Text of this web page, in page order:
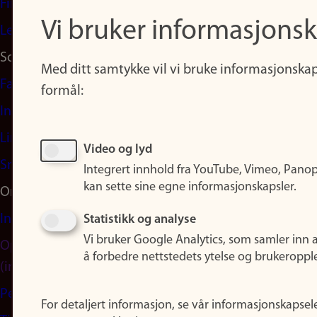
Finn studier
Ledige stillinger
Sosiale medier
Facebook
Instagram
LinkedIn
Snapchat
Om nettstedet
Informasjonskapsler
Oppdater samtykke
(informasjonskapsler)
Personvern
Vi bruker
Med ditt samtykke vil vi bruke
formål:
Video og lyd
Integrert innhold fra YouTube, Vimeo,
kan sette sine egne informasjonskapsler.
Statistikk og analyse
Vi bruker Google Analytics, som samler inn
å forbedre nettstedets ytelse og
For detaljert informasjon, se vår